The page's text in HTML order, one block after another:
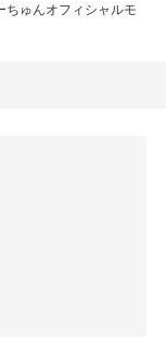
ちゅんオフィシャルモ